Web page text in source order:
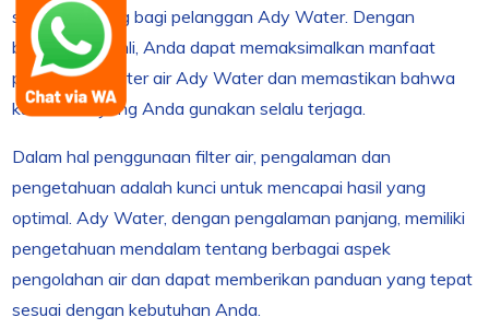
sangat penting bagi pelanggan Ady Water. Dengan
bantuan tim ahli, Anda dapat memaksimalkan manfaat
penggunaan filter air Ady Water dan memastikan bahwa
kualitas air yang Anda gunakan selalu terjaga.
Dalam hal penggunaan filter air, pengalaman dan
pengetahuan adalah kunci untuk mencapai hasil yang
optimal. Ady Water, dengan pengalaman panjang, memiliki
pengetahuan mendalam tentang berbagai aspek
pengolahan air dan dapat memberikan panduan yang tepat
sesuai dengan kebutuhan Anda.